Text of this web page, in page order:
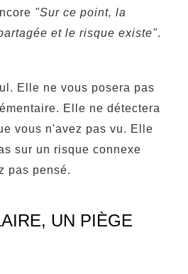
"Sur ce point, la
et le risque existe".
Elle ne vous posera pas
Elle ne détectera
vous n'avez pas vu. Elle
sur un risque connexe
pas pensé.
UN PIÈGE